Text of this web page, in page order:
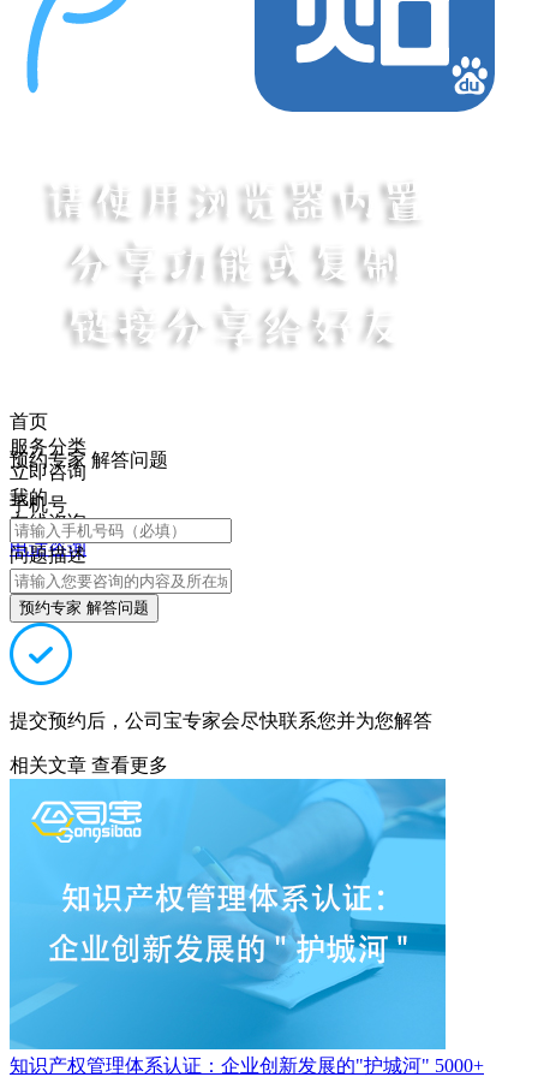
首页
服务分类
立即咨询
我的
在线咨询
电话咨询
预约专家 解答问题
手机号
问题描述
预约专家 解答问题
提交预约后，公司宝专家会尽快联系您并为您解答
相关文章 查看更多
知识产权管理体系认证：企业创新发展的"护城河" 5000+